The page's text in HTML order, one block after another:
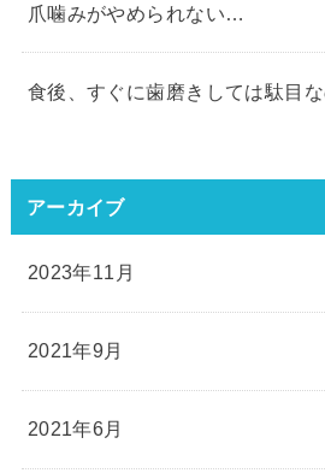
爪噛みがやめられない…
食後、すぐに歯磨きしては駄目な
アーカイブ
2023年11月
2021年9月
2021年6月